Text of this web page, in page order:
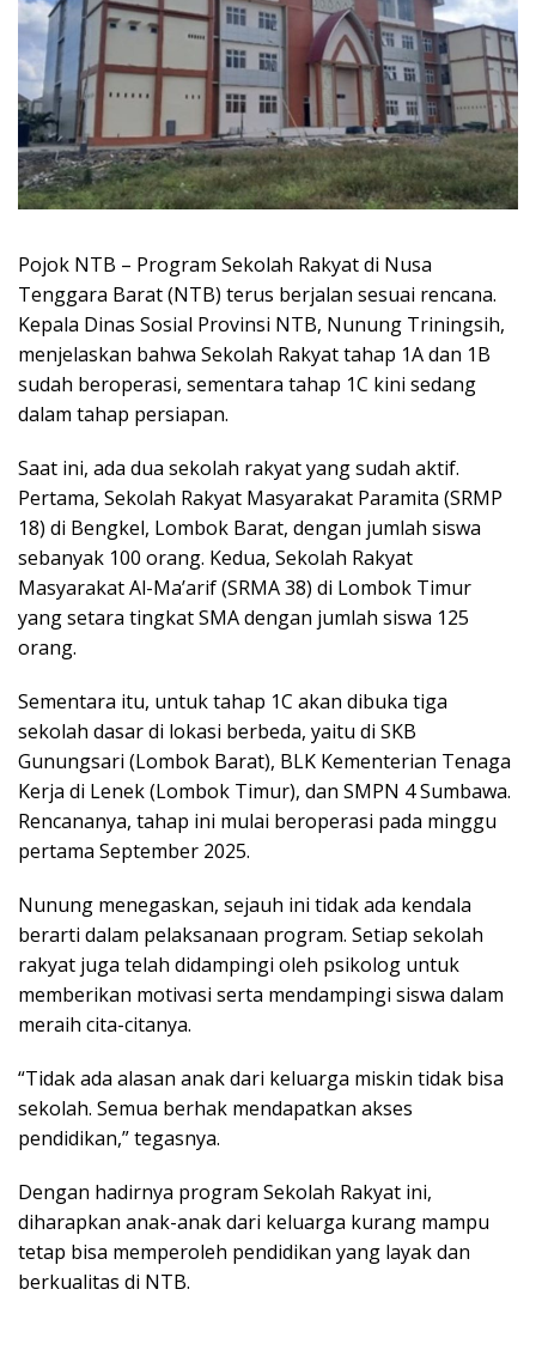
Pojok NTB – Program Sekolah Rakyat di Nusa
Tenggara Barat (NTB) terus berjalan sesuai rencana.
Kepala Dinas Sosial Provinsi NTB, Nunung Triningsih,
menjelaskan bahwa Sekolah Rakyat tahap 1A dan 1B
sudah beroperasi, sementara tahap 1C kini sedang
dalam tahap persiapan.
Saat ini, ada dua sekolah rakyat yang sudah aktif.
Pertama, Sekolah Rakyat Masyarakat Paramita (SRMP
18) di Bengkel, Lombok Barat, dengan jumlah siswa
sebanyak 100 orang. Kedua, Sekolah Rakyat
Masyarakat Al-Ma’arif (SRMA 38) di Lombok Timur
yang setara tingkat SMA dengan jumlah siswa 125
orang.
Sementara itu, untuk tahap 1C akan dibuka tiga
sekolah dasar di lokasi berbeda, yaitu di SKB
Gunungsari (Lombok Barat), BLK Kementerian Tenaga
Kerja di Lenek (Lombok Timur), dan SMPN 4 Sumbawa.
Rencananya, tahap ini mulai beroperasi pada minggu
pertama September 2025.
Nunung menegaskan, sejauh ini tidak ada kendala
berarti dalam pelaksanaan program. Setiap sekolah
rakyat juga telah didampingi oleh psikolog untuk
memberikan motivasi serta mendampingi siswa dalam
meraih cita-citanya.
“Tidak ada alasan anak dari keluarga miskin tidak bisa
sekolah. Semua berhak mendapatkan akses
pendidikan,” tegasnya.
Dengan hadirnya program Sekolah Rakyat ini,
diharapkan anak-anak dari keluarga kurang mampu
tetap bisa memperoleh pendidikan yang layak dan
berkualitas di NTB.